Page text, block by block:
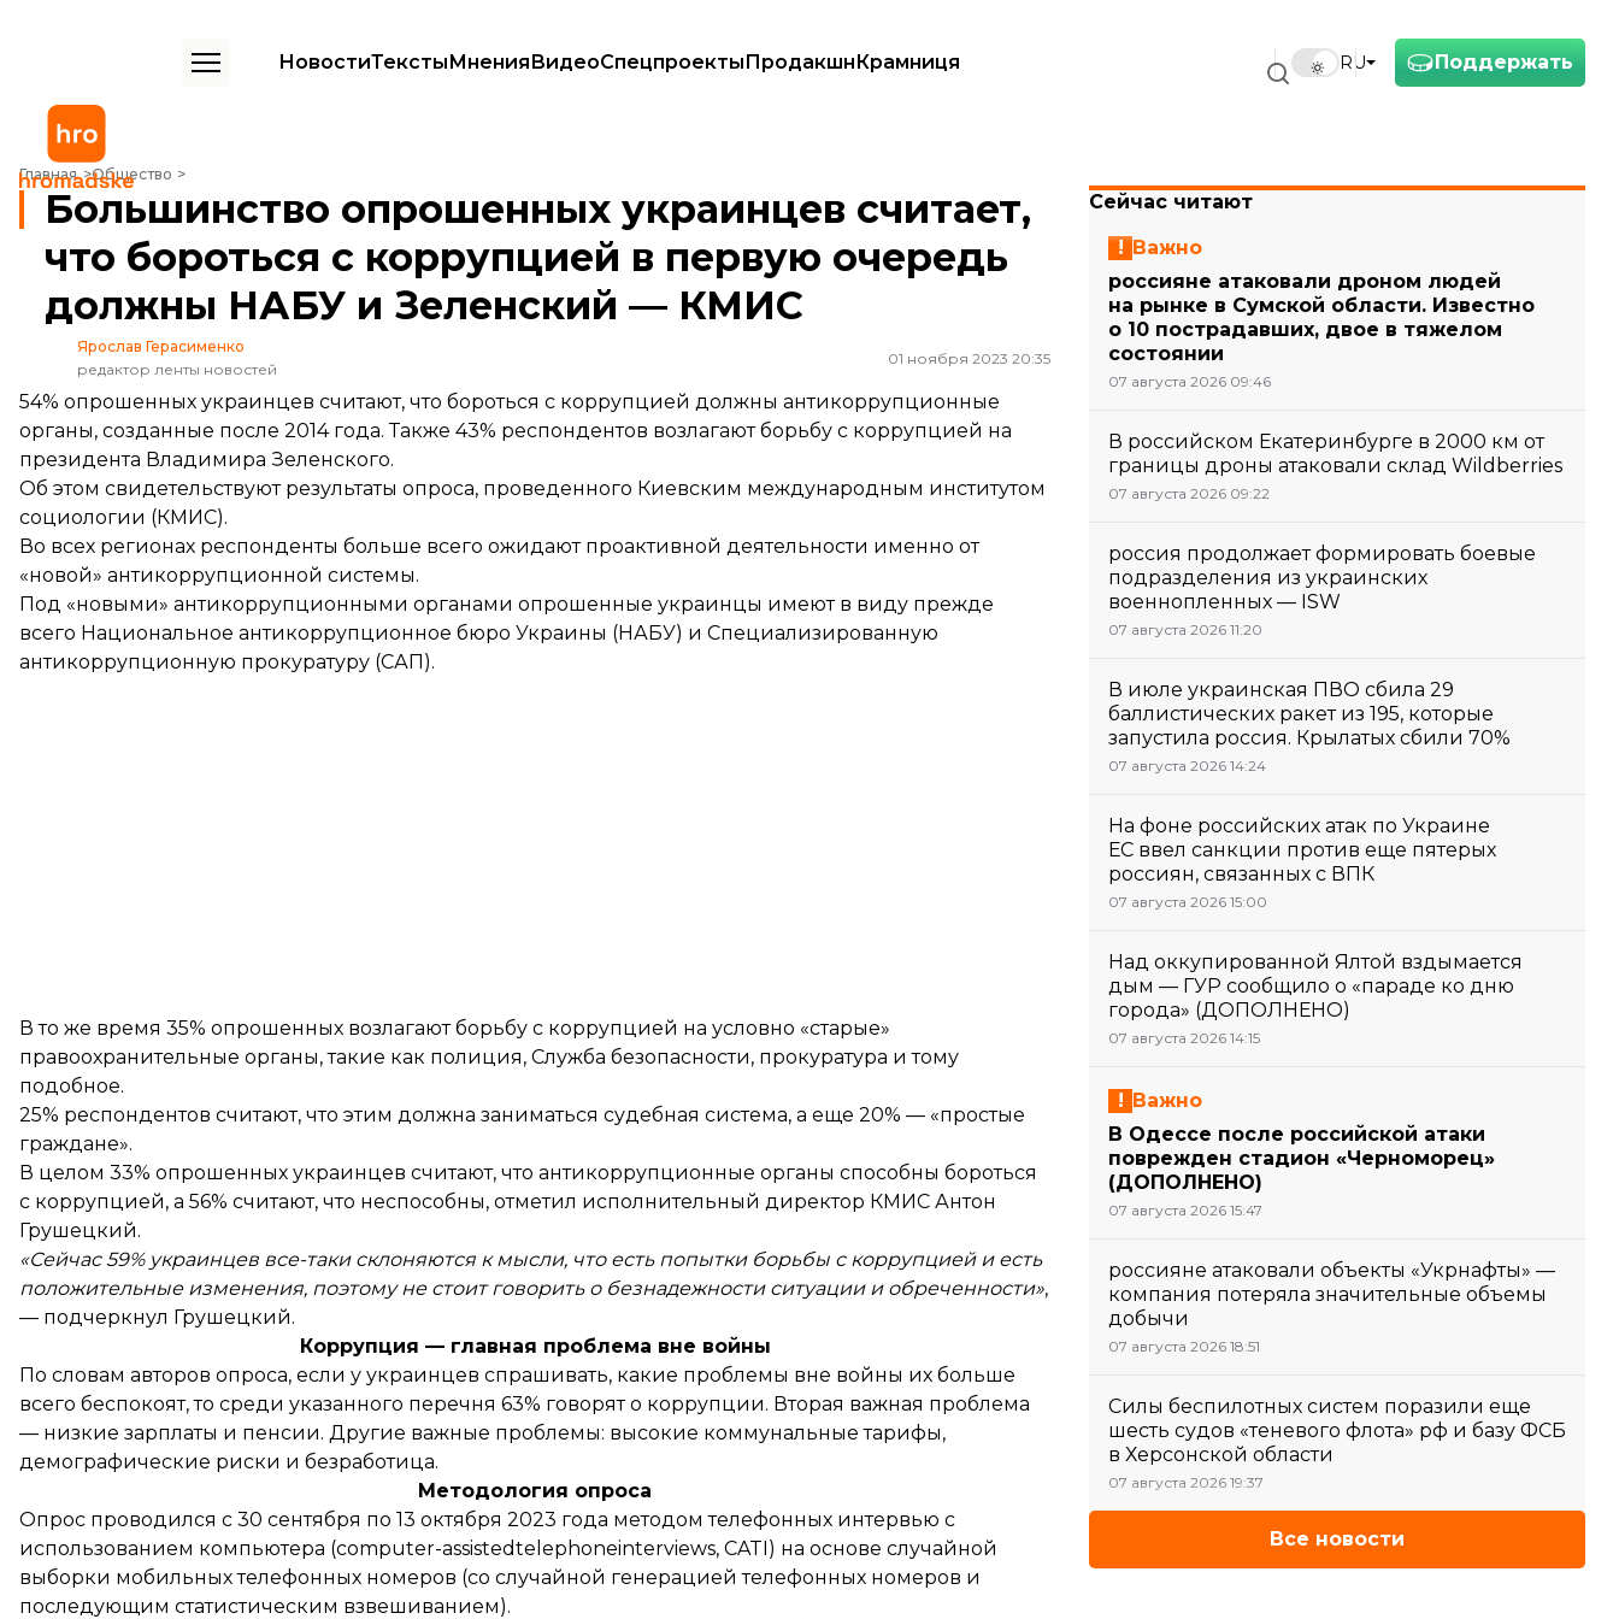
Поддержать
RU
НовостиТекстыМненияВидеоСпецпроектыПродакшнКрамниця
Главная Общество
Большинство опрошенных украинцев считает, что бороться с коррупцией в первую очередь должны НАБУ и Зеленский — КМИС
Большинство опрошенных украинцев считает,
что бороться с коррупцией в первую очередь
должны НАБУ и Зеленский — КМИС
Ярослав Герасименко
редактор ленты новостей
01 ноября 2023 20:35
54% опрошенных украинцев считают, что бороться с коррупцией должны антикоррупционные
органы, созданные после 2014 года. Также 43% респондентов возлагают борьбу с коррупцией на
президента Владимира Зеленского.
Об этом свидетельствуютрезультаты опроса, проведенного Киевским международным институтом
социологии (КМИС).
Во всех регионах респонденты больше всего ожидают проактивной деятельности именно от
«новой» антикоррупционной системы.
Под «новыми» антикоррупционными органами опрошенные украинцы имеют в виду прежде
всего Национальное антикоррупционное бюро Украины (НАБУ) и Специализированную
антикоррупционную прокуратуру (САП).
В то же время 35% опрошенных возлагают борьбу с коррупцией на условно «старые»
правоохранительные органы, такие как полиция, Служба безопасности, прокуратура и тому
подобное.
25% респондентов считают, что этим должна заниматься судебная система, а еще 20% — «простые
граждане».
В целом 33% опрошенных украинцев считают, что антикоррупционные органы способны бороться
с коррупцией, а 56% считают, что неспособны, отметил исполнительный директор КМИС Антон
Грушецкий.
«Сейчас 59% украинцев все-таки склоняются к мысли, что есть попытки борьбы с коррупцией и есть
положительные изменения, поэтому не стоит говорить о безнадежности ситуации и обреченности»,
— подчеркнул Грушецкий.
Коррупция — главная проблема вне войны
По словам авторов опроса, если у украинцев спрашивать, какие проблемы вне войны их больше
всего беспокоят, то среди указанного перечня 63% говорят о коррупции. Вторая важная проблема
— низкие зарплаты и пенсии. Другие важные проблемы: высокие коммунальные тарифы,
демографические риски и безработица.
Методология опроса
Опрос проводился с 30 сентября по 13 октября 2023 года методом телефонных интервью с
использованием компьютера (computer-assistedtelephoneinterviews, CATI) на основе случайной
выборки мобильных телефонных номеров (со случайной генерацией телефонных номеров и
последующим статистическим взвешиванием).
Сейчас читают
Важно
россияне атаковали дроном людей
на рынке в Сумской области. Известно
о 10 пострадавших, двое в тяжелом
состоянии
07 августа 2026 09:46
В российском Екатеринбурге в 2000 км от
границы дроны атаковали склад Wildberries
07 августа 2026 09:22
россия продолжает формировать боевые
подразделения из украинских
военнопленных — ISW
07 августа 2026 11:20
В июле украинская ПВО сбила 29
баллистических ракет из 195, которые
запустила россия. Крылатых сбили 70%
07 августа 2026 14:24
На фоне российских атак по Украине
ЕС ввел санкции против еще пятерых
россиян, связанных с ВПК
07 августа 2026 15:00
Над оккупированной Ялтой вздымается
дым — ГУР сообщило о «параде ко дню
города» (ДОПОЛНЕНО)
07 августа 2026 14:15
Важно
В Одессе после российской атаки
поврежден стадион «Черноморец»
(ДОПОЛНЕНО)
07 августа 2026 15:47
россияне атаковали объекты «Укрнафты» —
компания потеряла значительные объемы
добычи
07 августа 2026 18:51
Силы беспилотных систем поразили еще
шесть судов «теневого флота» рф и базу ФСБ
в Херсонской области
07 августа 2026 19:37
Все новости